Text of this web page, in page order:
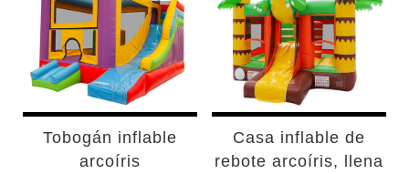
Tobogán inflable
arcoíris
Casa inflable de
rebote arcoíris, llena